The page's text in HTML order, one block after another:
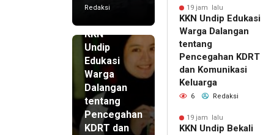
Redaksi
KKN
Undip
Edukasi
Warga
Dalangan
tentang
Pencegahan
KDRT dan
19 jam lalu
KKN Undip Edukasi
Warga Dalangan
tentang
Pencegahan KDRT
dan Komunikasi
Keluarga
6 Redaksi
19 jam lalu
KKN Undip Bekali